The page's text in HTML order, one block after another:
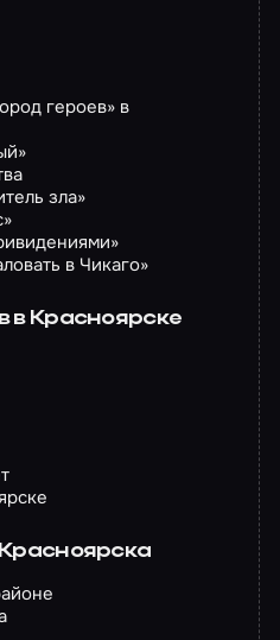
героев» в
зла»
в Чикаго»
в Красноярске